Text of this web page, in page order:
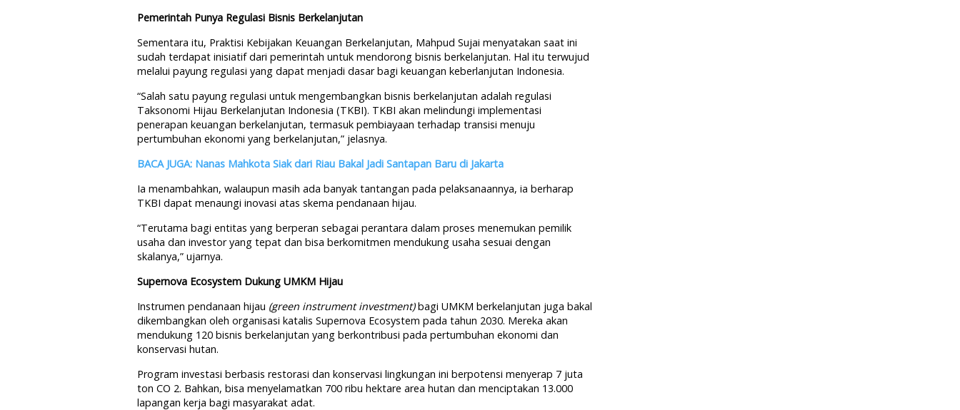
Pemerintah Punya Regulasi Bisnis Berkelanjutan
Sementara itu, Praktisi Kebijakan Keuangan Berkelanjutan, Mahpud Sujai menyatakan saat ini
sudah terdapat inisiatif dari pemerintah untuk mendorong bisnis berkelanjutan. Hal itu terwujud
melalui payung regulasi yang dapat menjadi dasar bagi keuangan keberlanjutan Indonesia.
“Salah satu payung regulasi untuk mengembangkan bisnis berkelanjutan adalah regulasi
Taksonomi Hijau Berkelanjutan Indonesia (TKBI). TKBI akan melindungi implementasi
penerapan keuangan berkelanjutan, termasuk pembiayaan terhadap transisi menuju
pertumbuhan ekonomi yang berkelanjutan,” jelasnya.
BACA JUGA: Nanas Mahkota Siak dari Riau Bakal Jadi Santapan Baru di Jakarta
Ia menambahkan, walaupun masih ada banyak tantangan pada pelaksanaannya, ia berharap
TKBI dapat menaungi inovasi atas skema pendanaan hijau.
“Terutama bagi entitas yang berperan sebagai perantara dalam proses menemukan pemilik
usaha dan investor yang tepat dan bisa berkomitmen mendukung usaha sesuai dengan
skalanya,” ujarnya.
Supernova Ecosystem Dukung UMKM Hijau
Instrumen pendanaan hijau (green instrument investment)bagi UMKM berkelanjutan juga bakal
dikembangkan oleh organisasi katalis Supernova Ecosystem pada tahun 2030. Mereka akan
mendukung 120 bisnis berkelanjutan yang berkontribusi pada pertumbuhan ekonomi dan
konservasi hutan.
Program investasi berbasis restorasi dan konservasi lingkungan ini berpotensi menyerap 7 juta
ton CO 2. Bahkan, bisa menyelamatkan 700 ribu hektare area hutan dan menciptakan 13.000
lapangan kerja bagi masyarakat adat.